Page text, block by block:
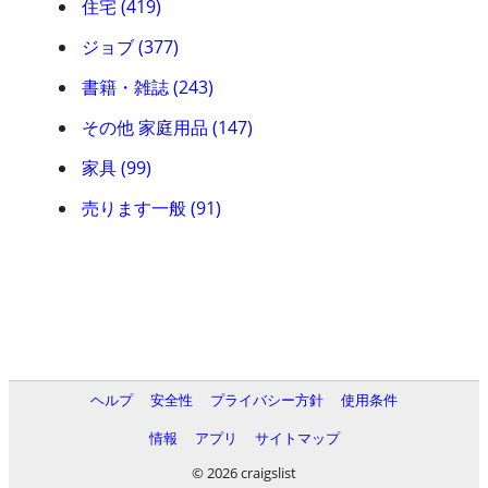
住宅 (419)
ジョブ (377)
書籍・雑誌 (243)
その他 家庭用品 (147)
家具 (99)
売ります一般 (91)
ヘルプ 安全性 プライバシー方針
使用条件
情報
アプリ
サイトマップ
© 2026 craigslist